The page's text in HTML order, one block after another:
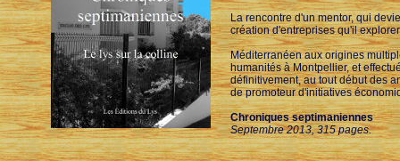
La rencontre d'un mentor, qui
création d'entreprises qu'il
Méditerranéen aux origines
humanités à Montpellier, et
définitivement, au tout début des
de promoteur d'initiatives
Chroniques septimaniennes
Septembre 2013, 315 pages.